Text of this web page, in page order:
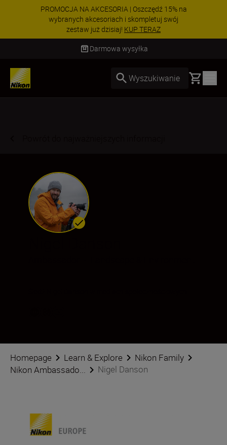
PROMOCJA NA AKCESORIA | Oszczędź 15% na
wybranych akcesoriach i skompletuj swój
zestaw już dzisiaj! KUP TERAZ
Dostawa od 2 do 4 dni roboczych
Wyszukiwanie Basket
Homepage Learn & Explore
Nikon Family
Nikon Ambassado...
Nigel Danson